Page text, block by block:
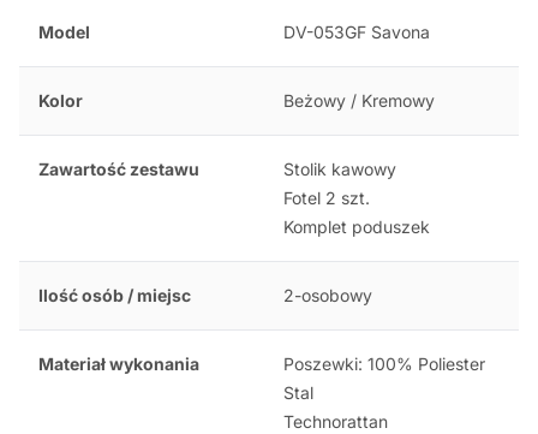
Model DV-053GF Savona
Kolor Beżowy / Kremowy
Zawartość zestawu
Stolik kawowy
Fotel 2 szt.
Komplet poduszek
Ilość osób / miejsc 2-osobowy
Materiał wykonania
Poszewki: 100% Poliester
Stal
Technorattan